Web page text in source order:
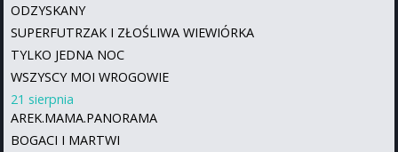
ODZYSKANY
SUPERFUTRZAK I ZŁOŚLIWA WIEWIÓRKA
TYLKO JEDNA NOC
WSZYSCY MOI WROGOWIE
21 sierpnia
AREK.MAMA.PANORAMA
BOGACI I MARTWI